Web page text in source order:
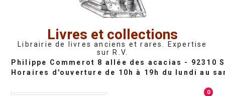
Livres et collections
Librairie de livres anciens et rares. Expertise
sur R.V.
0